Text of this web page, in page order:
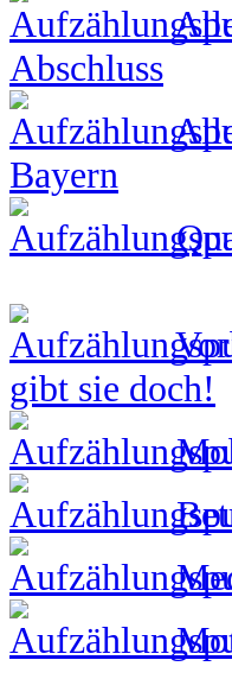
Abschluss
Bayern
gibt sie doch!